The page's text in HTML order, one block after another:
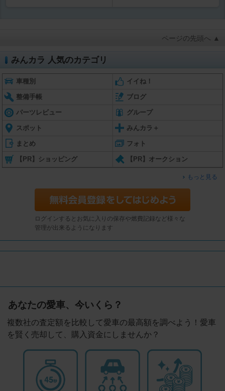
ページの先頭へ ▲
みんカラ 人気のカテゴリ
車種別 イイね！
整備手帳 ブログ
パーツレビュー グループ
スポット みんカラ＋
まとめ フォト
【PR】ショッピング 【PR】オークション
もっと見る
ログインするとお気に入りの保存や燃費記録など様々な
管理が出来るようになります
あなたの愛車、今いくら？
複数社の査定額を比較して愛車の最高額を調べよう！愛車
を賢く売却して、購入資金にしませんか？